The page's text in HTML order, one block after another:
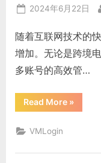
Posted
2024年6月22日
随着互联网技术的
增加。无论是跨境
多账号的高效管…
Read More“多
点
登
»
VMLogin